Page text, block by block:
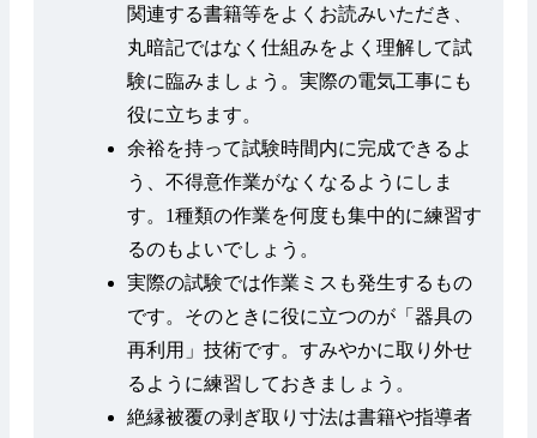
関連する書籍等をよくお読みいただき、
丸暗記ではなく仕組みをよく理解して試
験に臨みましょう。実際の電気工事にも
役に立ちます。
余裕を持って試験時間内に完成できるよ
う、不得意作業がなくなるようにしま
す。1種類の作業を何度も集中的に練習す
るのもよいでしょう。
実際の試験では作業ミスも発生するもの
です。そのときに役に立つのが「器具の
再利用」技術です。すみやかに取り外せ
るように練習しておきましょう。
絶縁被覆の剥ぎ取り寸法は書籍や指導者